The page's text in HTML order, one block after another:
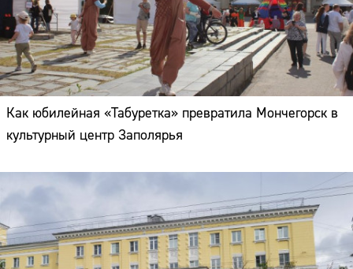
Как юбилейная «Табуретка» превратила Мончегорск в
культурный центр Заполярья